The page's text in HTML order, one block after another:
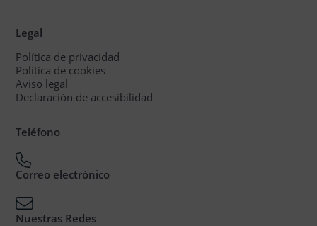
Legal
Política de privacidad
Política de cookies
Aviso legal
Declaración de accesibilidad
Teléfono
Correo electrónico
Nuestras Redes